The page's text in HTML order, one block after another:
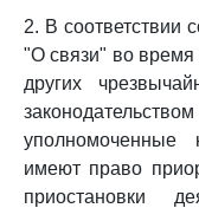
2. В соответствии
"О связи" во время
других
уполномоченные
имеют право
приостановки